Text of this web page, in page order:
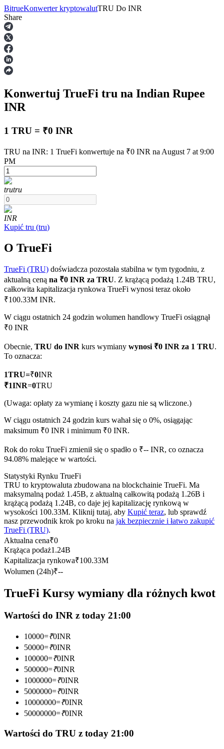
Kontrakty terminowe
Kontrakty terminowe na USDT
Kontrakty futures wykorzystujące USDT jako zabezpieczenie
Kontrakty terminowe COIN-M
Kontrakty terminowe na kryptowaluty
TradFi
towary
Kontrakty terminowe na USDC
Kopiowanie Transakcji
Zostań traderem kopiującym
Ciesz się podziałem zysków i prowizjami z kopiowania
transakcji
BitrueKonwerter kryptowalutTRU Do INR
Share
Konwertuj TrueFi tru na Indian Rupee
INR
1 TRU = ₹0 INR
TRU na INR: 1 TrueFi konwertuje na ₹0 INR na August 7 at 9:00
PM
trutru
INR
Kupić tru (tru)
O TrueFi
TrueFi (TRU) doświadcza pozostała stabilna w tym tygodniu, z
aktualną ceną na ₹0 INR za TRU. Z krążącą podażą 1.24B TRU,
całkowita kapitalizacja rynkowa TrueFi wynosi teraz około
₹100.33M INR.
W ciągu ostatnich 24 godzin wolumen handlowy TrueFi osiągnął
₹0 INR
Obecnie, TRU do INR kurs wymiany wynosi ₹0 INR za 1 TRU.
To oznacza:
1TRU=₹0INR
₹1INR=0TRU
(Uwaga: opłaty za wymianę i koszty gazu nie są wliczone.)
W ciągu ostatnich 24 godzin kurs wahał się o 0%, osiągając
maksimum ₹0 INR i minimum ₹0 INR.
Rok do roku TrueFi zmienił się o spadło o ₹-- INR, co oznacza
94.08% malejące w wartości.
Statystyki Rynku TrueFi
TRU to kryptowaluta zbudowana na blockchainie TrueFi. Ma
maksymalną podaż 1.45B, z aktualną całkowitą podażą 1.26B i
krążącą podażą 1.24B, co daje jej kapitalizację rynkową w
wysokości 100.33M. Kliknij tutaj, aby Kupić teraz, lub sprawdź
nasz przewodnik krok po kroku na jak bezpiecznie i łatwo zakupić
TrueFi (TRU).
Aktualna cena₹0
Krążąca podaż1.24B
Kapitalizacja rynkowa₹100.33M
Wolumen (24h)₹--
TrueFi Kursy wymiany dla różnych kwot
Wartości do INR z today 21:00
10000=₹0INR
50000=₹0INR
100000=₹0INR
500000=₹0INR
1000000=₹0INR
5000000=₹0INR
10000000=₹0INR
50000000=₹0INR
Wartości do TRU z today 21:00